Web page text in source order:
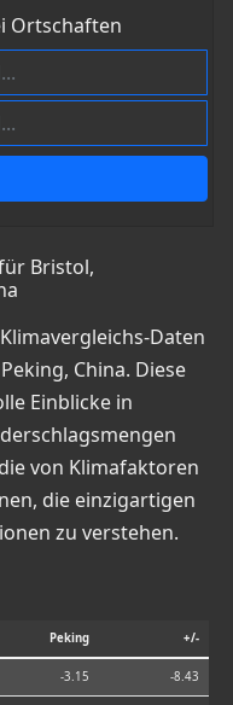
Ortschaften
Bristol,
Daten
China. Diese
Einblicke in
von Klimafaktoren
die einzigartigen
zu verstehen.
Peking +/-
-3.15 -8.43